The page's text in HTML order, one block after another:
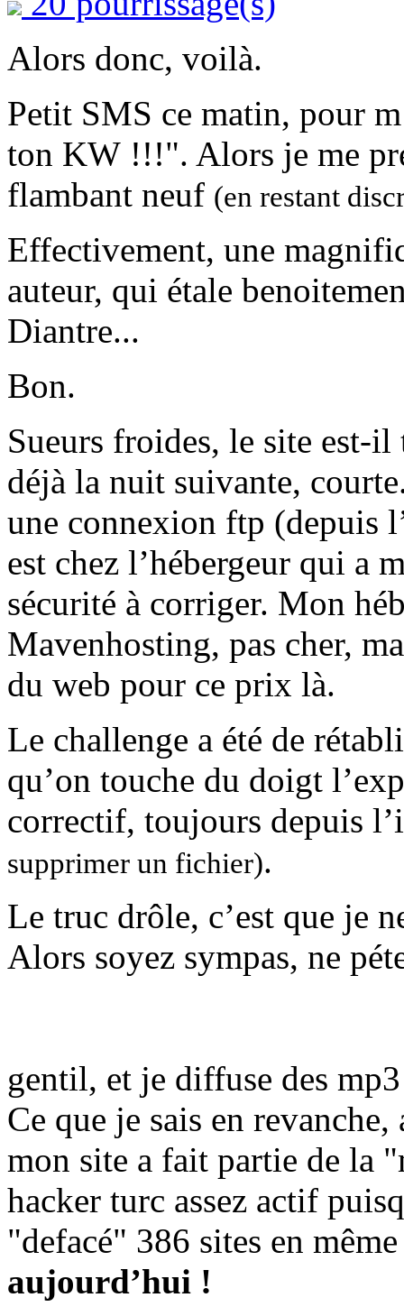
Alors donc, voilà.
Petit SMS ce matin, pour
ton KW !!!". Alors je me
flambant neuf (en restant
Effectivement, une
auteur, qui étale
Diantre...
Bon.
Sueurs froides, le site est-
déjà la nuit suivante,
une connexion ftp (depuis
est chez l’hébergeur qui a
sécurité à corriger. Mon
Mavenhosting, pas cher,
du web pour ce prix là.
Le challenge a été de
qu’on touche du doigt
correctif, toujours depuis
supprimer un fichier).
Le truc drôle, c’est que je
Alors soyez sympas, ne
gentil, et je diffuse des
Ce que je sais en revanche,
mon site a fait partie de la
hacker turc assez actif
"defacé" 386 sites en
aujourd’hui !